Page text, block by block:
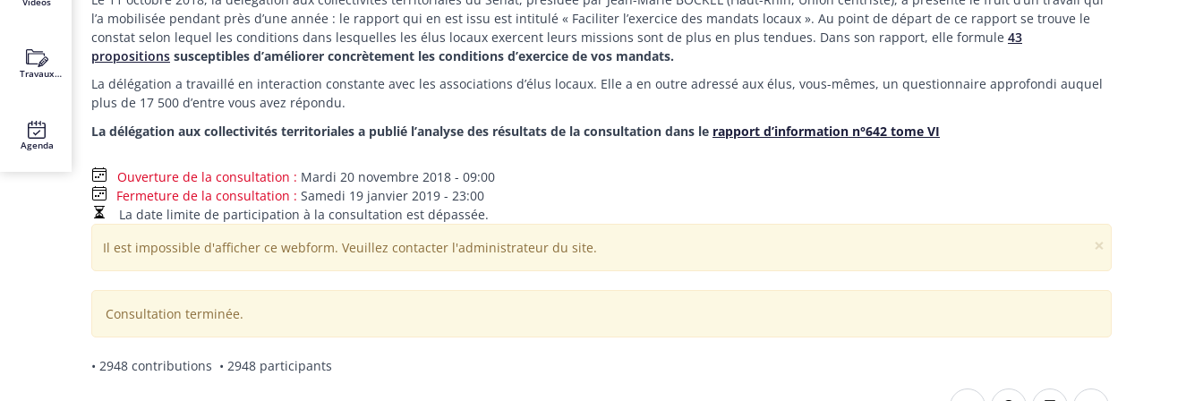
Travaux
Agenda
l’a mobilisée pendant près d’une année : le rapport qui en est issu est intitulé « Faciliter l’exercice des mandats locaux ». Au point de départ de ce rapport se trouve le
constat selon lequel les conditions dans lesquelles les élus locaux exercent leurs missions sont de plus en plus tendues. Dans son rapport, elle formule 43
propositions susceptibles d’améliorer concrètement les conditions d’exercice de vos mandats.
La délégation a travaillé en interaction constante avec les associations d’élus locaux. Elle a en outre adressé aux élus, vous-mêmes, un questionnaire approfondi auquel
plus de 17 500 d’entre vous avez répondu.
La délégation aux collectivités territoriales a publié l’analyse des résultats de la consultation dans le rapport d’information n°642 tome VI
Mardi 20 novembre 2018 - 09:00
Fermeture de la consultation
Samedi 19 janvier 2019 - 23:00
La date limite de participation à la consultation est dépassée.
×
Message d'avertissement
Il est impossible d'afficher ce webform. Veuillez contacter l'administrateur du site.
Consultation terminée.
• 2948 contributions • 2948 participants